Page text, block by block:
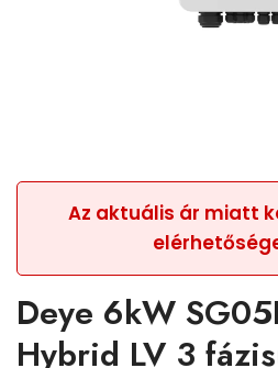
Az aktuális ár miatt
Deye 6kW
Hybrid LV 3